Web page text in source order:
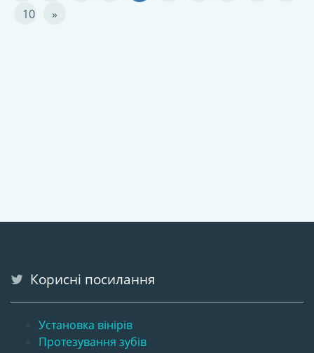
10
»
Корисні посилання
Установка вінірів
Протезування зубів